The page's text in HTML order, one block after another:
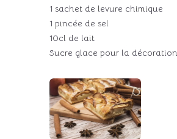
1 sachet de levure chimique
1 pincée de sel
10cl de lait
Sucre glace pour la décoration